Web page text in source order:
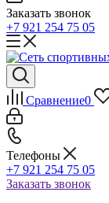
Заказать звонок
+7 921 254 75 05
Сравнение0
Телефоны
+7 921 254 75 05
Заказать звонок